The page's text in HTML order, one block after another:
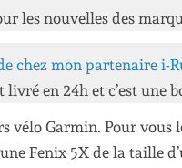
les nouvelles des
chez mon partenaire i-
en 24h et c’est une
vélo Garmin. Pour vous
Fenix 5X de la taille